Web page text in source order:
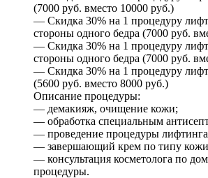
(7000 руб. вместо 10000 руб.)
— Скидка 30% на 1 процедуру
стороны одного бедра (7000 руб.
— Скидка 30% на 1 процедуру
стороны одного бедра (7000 руб.
— Скидка 30% на 1 процедуру
(5600 руб. вместо 8000 руб.)
Описание процедуры:
— демакияж, очищение кожи;
— обработка специальным
— проведение процедуры
— завершающий крем по типу
— консультация косметолога по
процедуры.